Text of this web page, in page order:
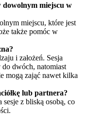
dowolnym miejscu w
miejscu, które jest
także pomóc w
i założeń. Sesja
dwóch, natomiast
mogą zająć nawet kilka
lub partnera?
z bliską osobą, co